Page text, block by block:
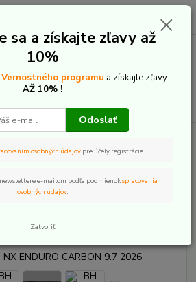
0,00 €
ENDURO CARBON
sa a získajte zľavy až
10%
Vernostného programu a získajte zľavy
AŽ 10% !
Odoslať
osobných údajov pre účely registrácie.
e-mailom podľa podmienokspracovania
osobných údajov.
Zatvoriť